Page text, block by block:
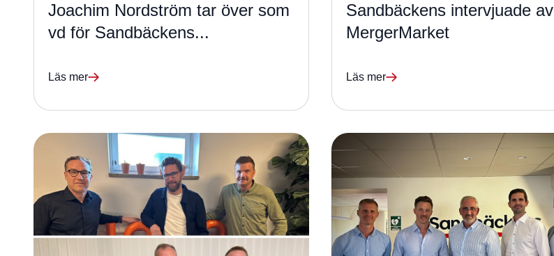
Joachim Nordström tar över som
vd för Sandbäckens...
Läs mer
Sandbäckens intervjuade av
MergerMarket
Läs mer